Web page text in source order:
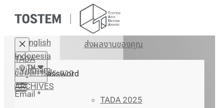
TADA
ข้อมูลการประกวด
ARCHIVES
TADA 2025
ส่งผลงานของคุณ
TH
English
Indonesia
Vietnam
Forgot Password
Email *